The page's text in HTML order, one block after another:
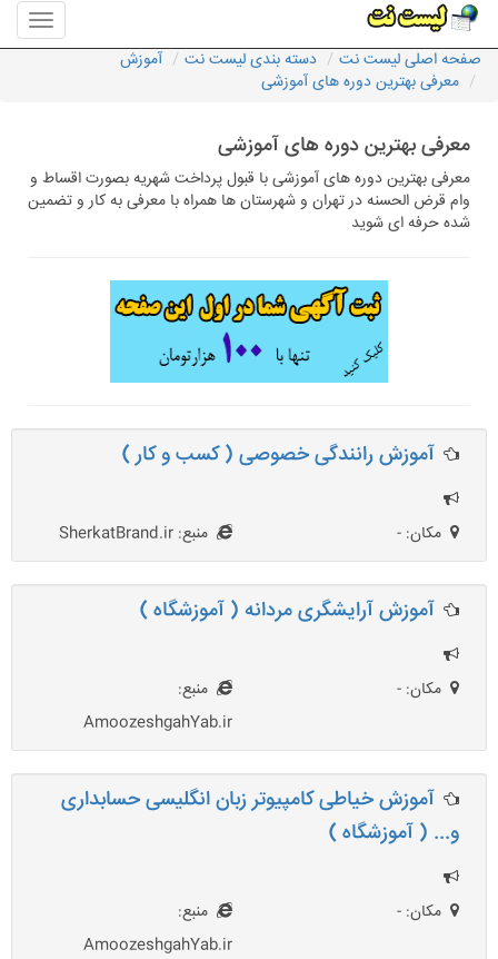
منوی
سایت
صفحه اصلی لیست نت دسته بندی لیست نت
آموزش
معرفی بهترین دوره های آموزشی
معرفی بهترین دوره های آموزشی
معرفی بهترین دوره های آموزشی با قبول پرداخت شهریه بصورت اقساط و
وام قرض الحسنه در تهران و شهرستان ها همراه با معرفی به کار و تضمین
شده حرفه ای شوید
آموزش رانندگی خصوصی ( کسب و کار )
مکان: - منبع: SherkatBrand.ir
آموزش آرایشگری مردانه ( آموزشگاه )
مکان: -
منبع:
AmoozeshgahYab.ir
آموزش خیاطی کامپیوتر زبان انگلیسی حسابداری
و... ( آموزشگاه )
مکان: -
منبع:
AmoozeshgahYab.ir